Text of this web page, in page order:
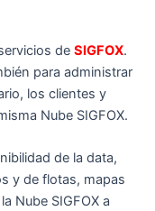
de SIGFOX.
para administrar
los clientes y
Nube SIGFOX.
de la data,
y de flotas, mapas
Nube SIGFOX a